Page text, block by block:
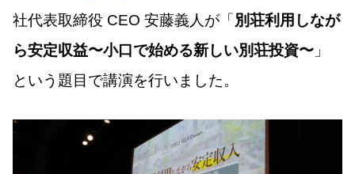
社代表取締役 CEO 安藤義人が「 別荘利用しなが
ら安定収益〜小口で始める新しい別荘投資〜 」
という題目で講演を行いました。